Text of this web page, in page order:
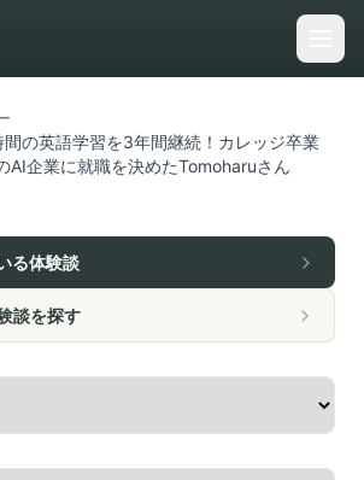
の英語学習を3年間継続！カレッジ卒業
AI企業に就職を決めたTomoharuさん
る体験談
談を探す